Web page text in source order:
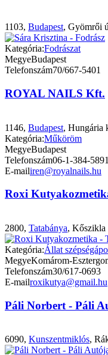
1103, Budapest, Gyömrői
Kategória:Fodrászat
MegyeBudapest
Telefonszám70/667-5401
ROYAL NAILS Kft.
1146, Budapest, Hungária
Kategória:Műköröm
MegyeBudapest
Telefonszám06-1-384-5891
E-mailiren@royalnails.hu
Roxi
2800, Tatabánya, Kőszikla
Kategória:Állat
MegyeKomárom-
Telefonszám30/617-0693
E-mailroxikutya@gmail.hu
Páli Norbert - Páli
6090, Kunszentmiklós,